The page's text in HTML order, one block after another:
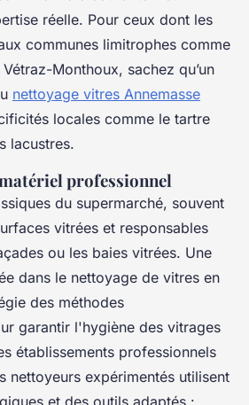
réelle. Pour ceux dont les
communes limitrophes comme
Monthoux, sachez qu’un
nettoyage vitres Annemasse
locales comme le tartre
lacustres.
professionnel
du supermarché, souvent
vitrées et responsables
ou les baies vitrées. Une
dans le nettoyage de vitres en
des méthodes
garantir l'hygiène des vitrages
établissements professionnels
nettoyeurs expérimentés utilisent